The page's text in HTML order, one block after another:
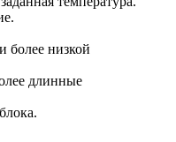
более низкой
длинные